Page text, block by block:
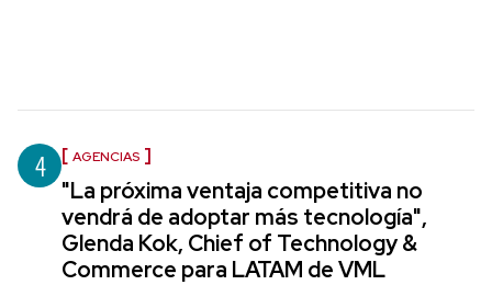
4 AGENCIAS
"La próxima ventaja competitiva no
vendrá de adoptar más tecnología",
Glenda Kok, Chief of Technology &
Commerce para LATAM de VML